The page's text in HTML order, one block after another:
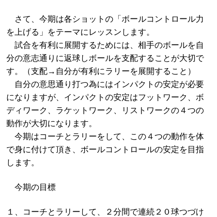
さて、今期は各ショットの「ボールコントロール力
を上げる」をテーマにレッスンします。
試合を有利に展開するためには、相手のボールを自
分の意志通りに返球しボールを支配することが大切で
す。（支配→自分が有利にラリーを展開すること）
自分の意思通り打つ為にはインパクトの安定が必要
になりますが、インパクトの安定はフットワーク、ボ
ディワーク、ラケットワーク、リストワークの４つの
動作が大切になります。
今期はコーチとラリーをして、この４つの動作を体
で身に付けて頂き、ボールコントロールの安定を目指
します。
今期の目標
１、コーチとラリーして、２分間で連続２０球つづけ